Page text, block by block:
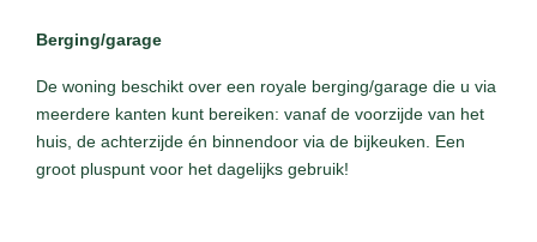
Berging/garage
De woning beschikt over een royale berging/garage die u via
meerdere kanten kunt bereiken: vanaf de voorzijde van het
huis, de achterzijde én binnendoor via de bijkeuken. Een
groot pluspunt voor het dagelijks gebruik!